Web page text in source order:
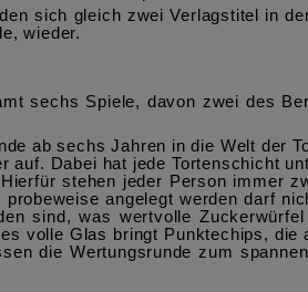
sich gleich zwei Verlagstitel in
wieder.
sechs Spiele, davon zwei des
ab sechs Jahren in die Welt der
auf. Dabei hat jede Tortenschicht
stehen jeder Person immer
angelegt werden darf
sind, was wertvolle
volle Glas bringt Punktechips, die
die Wertungsrunde zum